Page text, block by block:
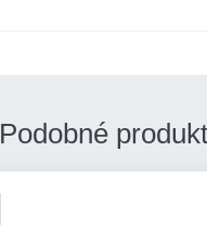
Podobné